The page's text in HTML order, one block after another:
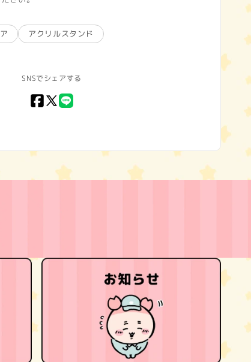
アクリルスタンド
SNSでシェアする
Facebook
X
LINE